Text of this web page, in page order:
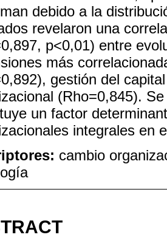
debido a la
revelaron una
p<0,01) entre
más
gestión del
(Rho=0,845).
un factor
integrales en
cambio